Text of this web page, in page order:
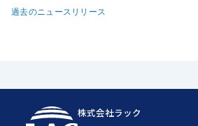
過去のニュースリリース
株式会社ラック